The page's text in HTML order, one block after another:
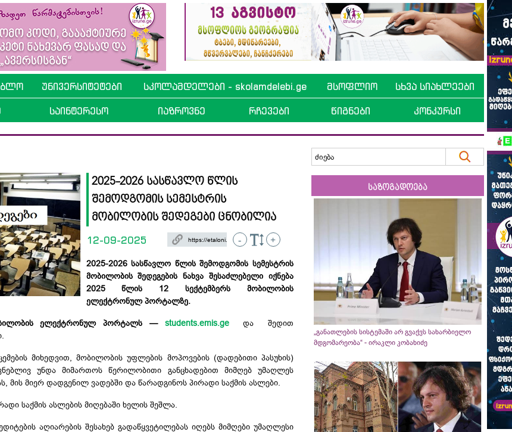
უნივერსიტეტები სკოლამდელები - skolamdelebi.ge მსოფლიო სხვა სიახლეები
საინტერესო იაზროვნე რჩევები წიგნები კონკურსი
2025-2026 სასწავლო წლის
შემოდგომის სემესტრის
მობილობის შედეგები ცნობილია
12-09-2025 - +
2025-2026 სასწავლო წლის შემოდგომის სემესტრის
მობილობის შედეგების ნახვა შესაძლებელი იქნება
2025 წლის 12 სექტემბერს მობილობის
ელექტრონულ პორტალზე.
ელექტრონულ პორტალს — students.emis.ge
და შედით
მიხედვით, მობილობის უფლების მოპოვების (დადებითი პასუხის)
უნდა მიმართოს წერილობითი განცხადებით მიმღებ უმაღლეს
მის მიერ დადგენილ ვადებში და წარადგინოს პირადი საქმის ასლები.
საქმის ასლების მიღებაში ხელის შეშლა.
აღიარების შესახებ გადაწყვეტილებას იღებს მიმღები უმაღლესი
საზოგადოება
„განათლების სისტემაში არ გვაქვს სახარბიელო
მდგომარეობა“ - ირაკლი კობახიძე